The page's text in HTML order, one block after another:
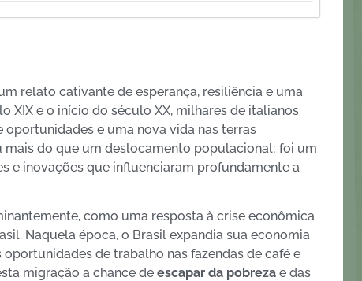
relato cativante de esperança, resiliência e uma
XIX e o início do século XX, milhares de italianos
e uma nova vida nas terras
mais do que um deslocamento populacional; foi um
e inovações que influenciaram profundamente a
como uma resposta à crise econômica
Naquela época, o Brasil expandia sua economia
de trabalho nas fazendas de café e
migração a chance de escapar da pobreza e das